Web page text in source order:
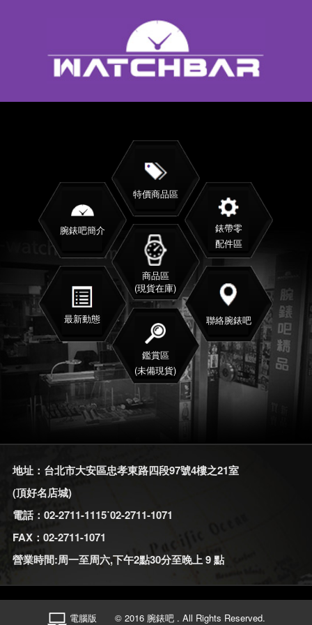
商品區
(現貨在庫)
特價商品區
錶帶零
配件區
聯絡腕錶吧
鑑賞區
(未備現貨)
最新動態
腕錶吧簡介
地址：台北市大安區忠孝東路四段97號4樓之21室
(頂好名店城)
電話：02-2711-1115˙02-2711-1071
FAX：02-2711-1071
營業時間:周一至周六,下午2點30分至晚上 9 點
電腦版 © 2016 腕錶吧 . All Rights Reserved.